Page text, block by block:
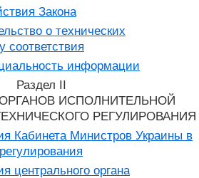
Закона
о технических
соответствия
информации
Раздел II
ИСПОЛНИТЕЛЬНОЙ
РЕГУЛИРОВАНИЯ
Кабинета Министров Украины в
центрального органа